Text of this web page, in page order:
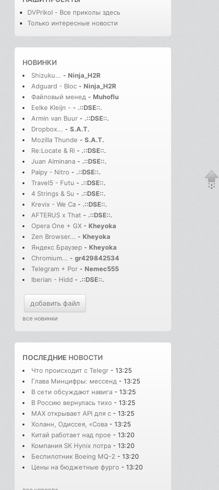
DVPrikol - Все приколы здесь
Только интересные новости
НОВИНКИ
Shizuku... - Ninja_H2R
Adguard - Bloc - Ninja_H2R
Файловый менед - Muhoflu
Eelke Kleijn - - .::DSE::.
Armin van Buur - .::DSE::.
Dropbox... - S.A.T.
Mozilla Thunde - S.A.T.
Re:Locate & Ri - .::DSE::.
Juan Alminana - .::DSE::.
Paipy - Nitro - .::DSE::.
Travel5 - Futu - .::DSE::.
4 Strings & Su - .::DSE::.
Krevix - We Ca - .::DSE::.
AFTERUS x That - .::DSE::.
Opera One + GX - Kheyoka
Zen Browser... - Kheyoka
Яндекс Браузер - Kheyoka
Chromium... - gr429842534
Telegram + Por - Nemec555
Iberian - Hidd - .::DSE::.
добавить файл
все новинки
ПОСЛЕДНИЕ НОВОСТИ
Что происходит с Telegr - 13:25
Глава Минцифры: мессенд - 13:25
В сети обсуждают навига - 13:25
В Россию вернулась тихо - 13:25
MAX открывает API для с - 13:25
Холанн, Одиссея, «Сова - 13:25
Китай работает над прое - 13:20
Компания SK Hynix потра - 13:20
Беспилотник Boeing MQ-2 - 13:20
Цены на бюджетные фурго - 13:20